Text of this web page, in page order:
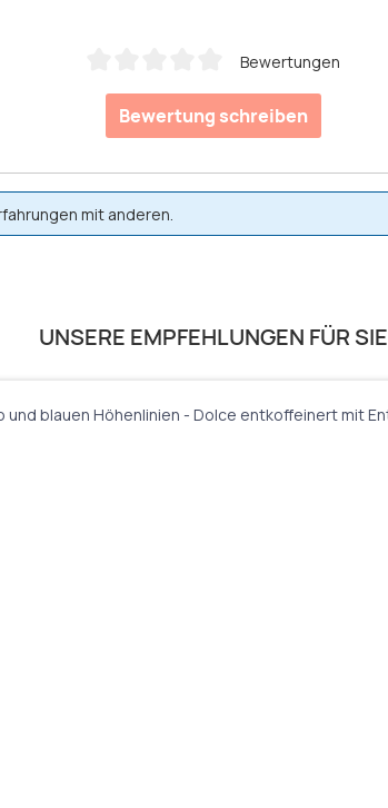
Bewertungen
Bewertung schreiben
mit anderen.
UNSERE EMPFEHLUNGEN FÜR SIE